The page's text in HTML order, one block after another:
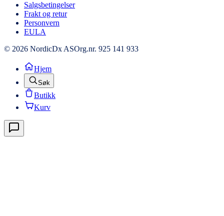
Salgsbetingelser
Frakt og retur
Personvern
EULA
© 2026 NordicDx ASOrg.nr. 925 141 933
Hjem
Søk
Butikk
Kurv